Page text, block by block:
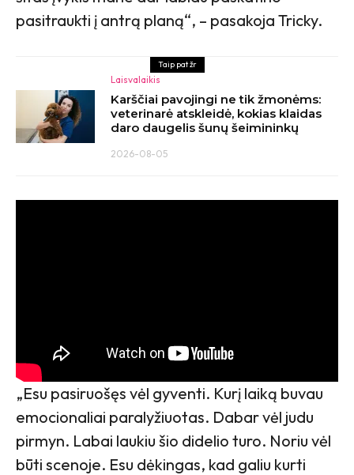
pasitraukti į antrą planą“, – pasakoja Tricky.
Taip pat žr
Laisvalaikis
Karščiai pavojingi ne tik žmonėms:
veterinarė atskleidė, kokias klaidas
daro daugelis šunų šeimininkų
2026-08-05
„Esu pasiruošęs vėl gyventi. Kurį laiką buvau
emocionaliai paralyžiuotas. Dabar vėl judu
pirmyn. Labai laukiu šio didelio turo. Noriu vėl
būti scenoje. Esu dėkingas, kad galiu kurti